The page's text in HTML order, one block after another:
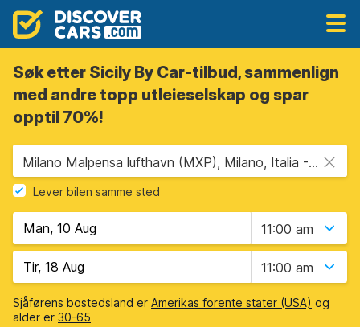
Søk etter Sicily By Car-tilbud, sammenlign
med andre topp utleieselskap og spar
opptil 70%!
Milano Malpensa lufthavn (MXP), Milano, Italia - Fastland
Lever bilen samme sted
11:00 am
11:00 am
Sjåførens bostedsland er Amerikas forente stater (USA) og
alder er 30-65